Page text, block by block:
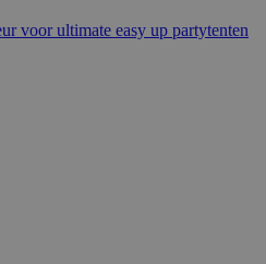
voor ultimate easy up partytenten